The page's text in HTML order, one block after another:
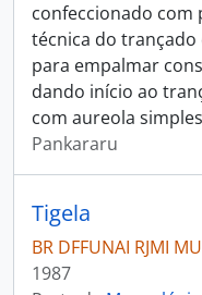
confeccionado com
técnica do
para empalmar
dando início ao
com aureola simples
Pankararu
Tigela
BR DFFUNAI RJMI
1987